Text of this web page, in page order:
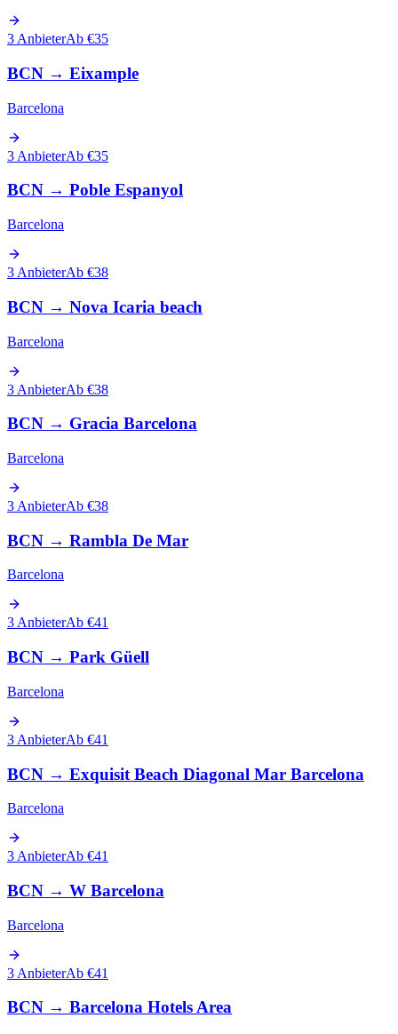
3 AnbieterAb €35
BCN → Eixample
Barcelona
3 AnbieterAb €35
BCN → Poble Espanyol
Barcelona
3 AnbieterAb €38
BCN → Nova Icaria beach
Barcelona
3 AnbieterAb €38
BCN → Gracia Barcelona
Barcelona
3 AnbieterAb €38
BCN → Rambla De Mar
Barcelona
3 AnbieterAb €41
BCN → Park Güell
Barcelona
3 AnbieterAb €41
BCN → Exquisit Beach Diagonal Mar Barcelona
Barcelona
3 AnbieterAb €41
BCN → W Barcelona
Barcelona
3 AnbieterAb €41
BCN → Barcelona Hotels Area